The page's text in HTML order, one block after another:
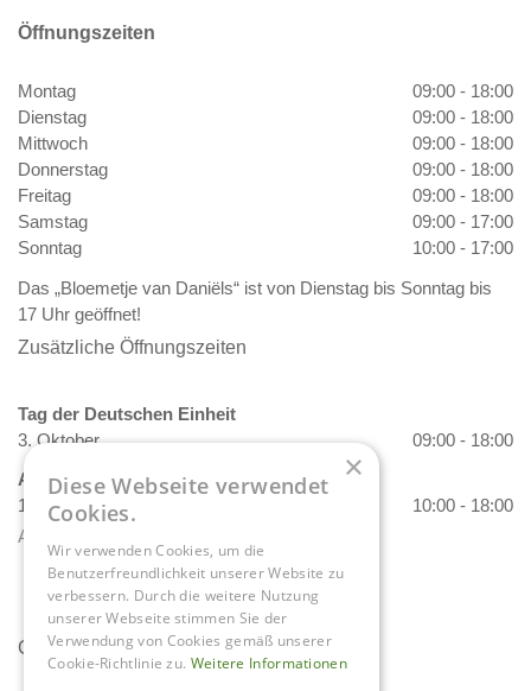
Öffnungszeiten
Montag
09:00 - 18:00
Dienstag
09:00 - 18:00
Mittwoch
09:00 - 18:00
Donnerstag
09:00 - 18:00
Freitag
09:00 - 18:00
Samstag
09:00 - 17:00
Sonntag
10:00 - 17:00
Das „Bloemetje van Daniëls“ ist von Dienstag bis Sonntag bis
17 Uhr geöffnet!
Zusätzliche Öffnungszeiten
Tag der Deutschen Einheit
3. Oktober
09:00 - 18:00
Allerheiligen
1. November
10:00 - 18:00
Alle Öffnungszeiten anzeigen
Contact
×
Diese Webseite verwendet
Cookies.
Wir verwenden Cookies, um die
Benutzerfreundlichkeit unserer Website zu
verbessern. Durch die weitere Nutzung
unserer Webseite stimmen Sie der
Verwendung von Cookies gemäß unserer
Cookie-Richtlinie zu. Weitere Informationen